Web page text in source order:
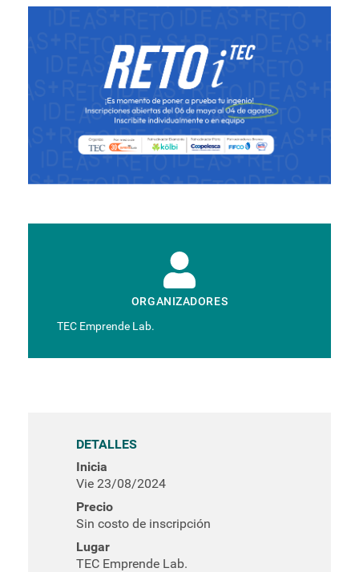
ORGANIZADORES
TEC Emprende Lab.
DETALLES
Inicia
Vie 23/08/2024
Precio
Sin costo de inscripción
Lugar
TEC Emprende Lab.